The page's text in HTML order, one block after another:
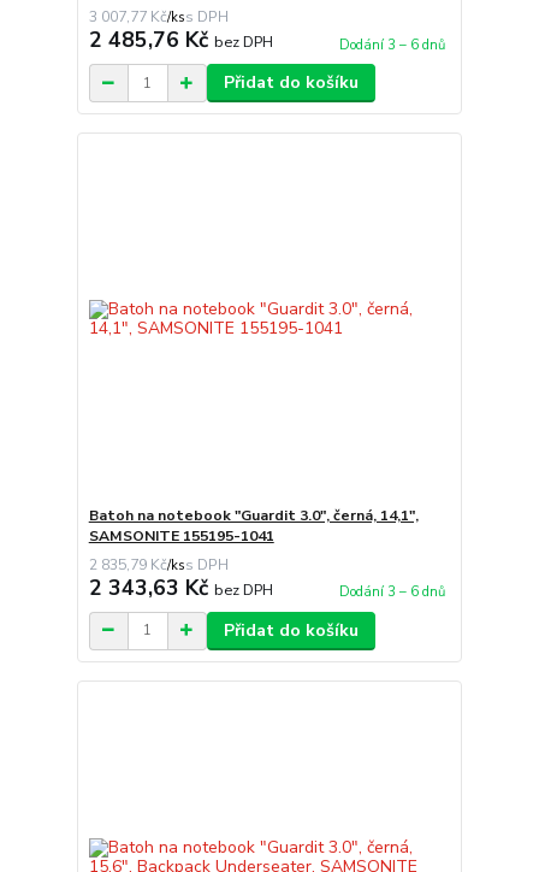
3 007,77 Kč/ks
2 485,76 Kč bez DPH Dodání 3 – 6 dnů
Přidat do košíku
Batoh na notebook "Guardit 3.0", černá, 14,1",
SAMSONITE 155195-1041
2 835,79 Kč/ks
2 343,63 Kč bez DPH Dodání 3 – 6 dnů
Přidat do košíku